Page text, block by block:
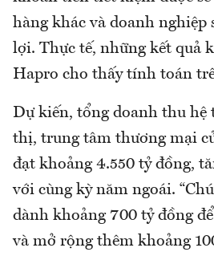
hàng khác và doanh nghiệp
lợi. Thực tế, những kết quả
Hapro cho thấy tính toán
Dự kiến, tổng doanh thu hệ
thị, trung tâm thương mại
đạt khoảng 4.550 tỷ đồng,
với cùng kỳ năm ngoái.
dành khoảng 700 tỷ đồng
và mở rộng thêm khoảng